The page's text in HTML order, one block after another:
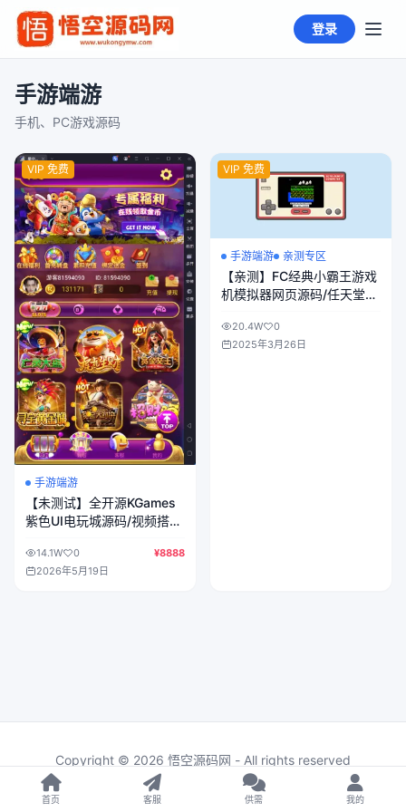
登录
手游端游
手机、PC游戏源码
VIP 免费
手游端游
【未测试】全开源KGames
紫色UI电玩城源码/视频搭建
库存控制
14.1W 0
¥8888
2026年5月19日
VIP 免费
手游端游 亲测专区
【亲测】FC经典小霸王游戏
机模拟器网页源码/任天堂
20.4W
0
2025年3月26日
Copyright © 2026 悟空源码网 - All rights reserved
首页 客服 供需 我的